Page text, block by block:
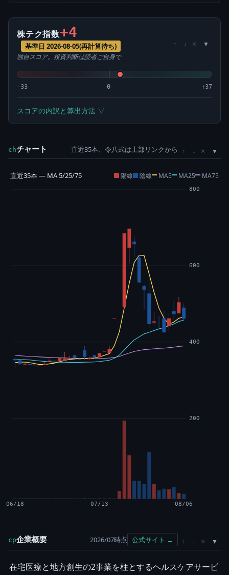
株テク指数+4
基準日 2026-08-05(再計算待ち)
独自スコア。投資判断は読者ご自身で
↑ ↓ ×
−33 0 +37
スコアの内訳と算出方法 ▽
chチャート 直近35本、令八式は上部リンクから ↑ ↓ ×
直近35本 — MA 5/25/75 陽線 陰線 MA5 MA25 MA75
200
400
600
800
06/18 07/13 08/06
cp企業概要 2026/07時点 公式サイト → ↑ ↓ ×
在宅医療と地方創生の2事業を柱とするヘルスケアサービ